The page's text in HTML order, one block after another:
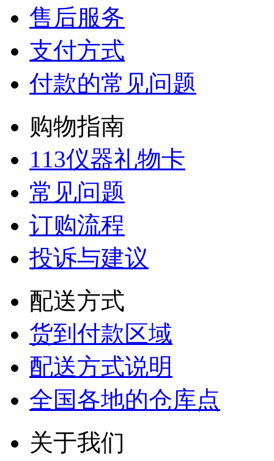
售后服务
支付方式
付款的常见问题
购物指南
113仪器礼物卡
常见问题
订购流程
投诉与建议
配送方式
货到付款区域
配送方式说明
全国各地的仓库点
关于我们